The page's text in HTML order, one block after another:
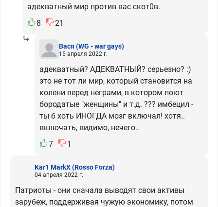
адекватный мир против вас скот0в.
8
21
Вася (WG - war gays)
15 апреля 2022 г.
адекватный? АДЕКВАТНЫЙ? серьезно? :)
это не тот ли мир, который становится на
колени перед неграми, в котором поют
бородатые "женщины" и т.д. ??? имбецил -
ты б хоть ИНОГДА мозг включал! хотя..
включать, видимо, нечего..
7
1
Kar1 MarkX(Rosso Forza)
04 апреля 2022 г.
Патриоты - они сначала выводят свои активы
зарубеж, поддерживая чужую экономику, потом